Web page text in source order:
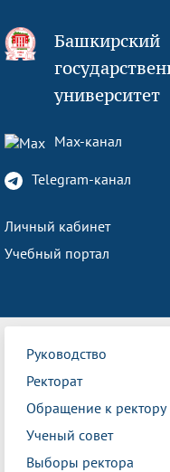
Башкирский
университет
Max-канал
Telegram-канал
Личный кабинет
Учебный портал
Руководство
Ректорат
Обращение к ректору
Ученый совет
Выборы ректора